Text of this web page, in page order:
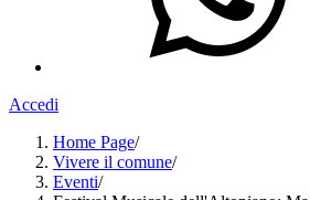
Accedi
Home Page/
Vivere il comune/
Eventi/